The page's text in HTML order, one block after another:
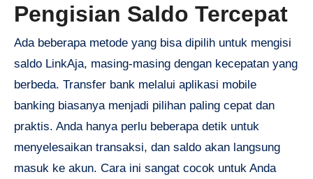
Pengisian Saldo Tercepat
Ada beberapa metode yang bisa dipilih untuk mengisi
saldo LinkAja, masing-masing dengan kecepatan yang
berbeda. Transfer bank melalui aplikasi mobile
banking biasanya menjadi pilihan paling cepat dan
praktis. Anda hanya perlu beberapa detik untuk
menyelesaikan transaksi, dan saldo akan langsung
masuk ke akun. Cara ini sangat cocok untuk Anda